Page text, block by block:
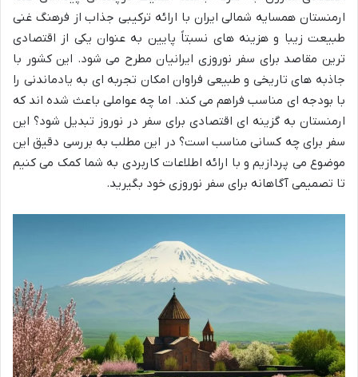
ارمنستان همسایه شمالی ایران با ارائه ترکیبی جذاب از فرهنگ غنی
طبیعت زیبا و هزینه های نسبتاً پایین به عنوان یکی از اقتصادی
ترین مقاصد برای سفر نوروزی ایرانیان مطرح می شود. این کشور با
جاذبه های تاریخی و طبیعی فراوان امکان تجربه ای به یادماندنی را
با بودجه ای مناسب فراهم می کند. اما چه عواملی باعث شده اند که
ارمنستان به گزینه ای اقتصادی برای سفر در نوروز تبدیل شود؟ این
سفر برای چه کسانی مناسب است؟ در این مطلب به بررسی دقیق این
موضوع می پردازیم و با ارائه اطلاعات کاربردی به شما کمک می کنیم
تا تصمیمی آگاهانه برای سفر نوروزی خود بگیرید.